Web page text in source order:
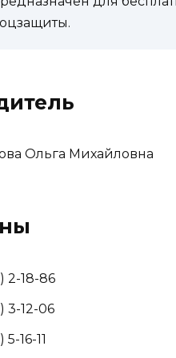
Ольга Михайловна
2-18-86
3-12-06
16-11